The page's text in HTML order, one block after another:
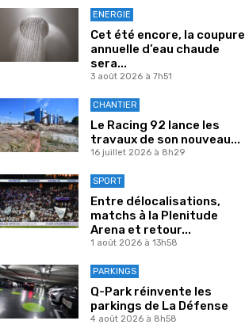
ENERGIE
Cet été encore, la coupure
annuelle d’eau chaude
sera...
3 août 2026 à 7h51
CHANTIER
Le Racing 92 lance les
travaux de son nouveau...
16 juillet 2026 à 8h29
SPORT
Entre délocalisations,
matchs à la Plenitude
Arena et retour...
1 août 2026 à 13h58
PARKINGS
Q-Park réinvente les
parkings de La Défense
4 août 2026 à 8h58